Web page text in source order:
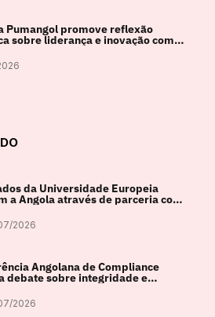
Pumangol promove reflexão
sobre liderança e inovação com
internacional Nadim Habib
da Universidade Europeia
a Angola através de parceria com
2026
Angolana de Compliance
debate sobre integridade e
económico
2026